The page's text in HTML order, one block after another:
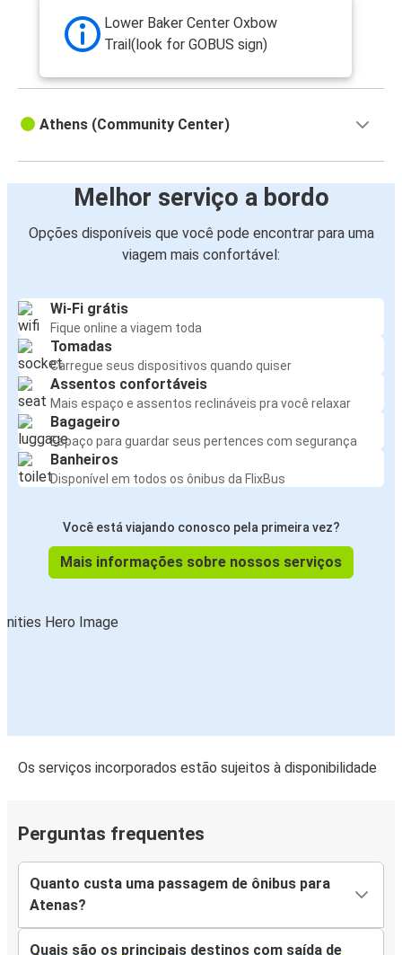
Lower Baker Center Oxbow
Trail(look for GOBUS sign)
Athens (Community Center)
Melhor serviço a bordo
Opções disponíveis que você pode encontrar para uma
viagem mais confortável:
Wi-Fi grátis
Fique online a viagem toda
Tomadas
Carregue seus dispositivos quando quiser
Assentos confortáveis
Mais espaço e assentos reclináveis pra você relaxar
Bagageiro
Espaço para guardar seus pertences com segurança
Banheiros
Disponível em todos os ônibus da FlixBus
Você está viajando conosco pela primeira vez?
Mais informações sobre nossos serviços
Os serviços incorporados estão sujeitos à disponibilidade
Perguntas frequentes
Quanto custa uma passagem de ônibus para
Atenas?
Quais são os principais destinos com saída de